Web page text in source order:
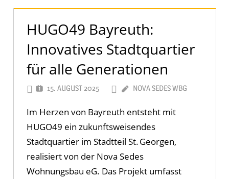
HUGO49 Bayreuth:
Innovatives Stadtquartier
für alle Generationen
15. AUGUST 2025 NOVA SEDES WBG
Im Herzen von Bayreuth entsteht mit
HUGO49 ein zukunftsweisendes
Stadtquartier im Stadtteil St. Georgen,
realisiert von der Nova Sedes
Wohnungsbau eG. Das Projekt umfasst